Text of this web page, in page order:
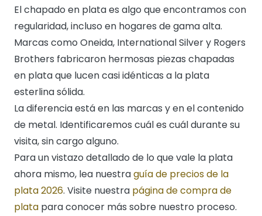
El chapado en plata es algo que encontramos con
regularidad, incluso en hogares de gama alta.
Marcas como Oneida, International Silver y Rogers
Brothers fabricaron hermosas piezas chapadas
en plata que lucen casi idénticas a la plata
esterlina sólida.
La diferencia está en las marcas y en el contenido
de metal. Identificaremos cuál es cuál durante su
visita, sin cargo alguno.
Para un vistazo detallado de lo que vale la plata
ahora mismo, lea nuestraguía de precios de la
plata 2026. Visite nuestra página de compra de
plata para conocer más sobre nuestro proceso.